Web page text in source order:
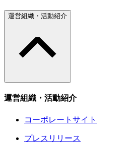
運営組織・活動紹介
運営組織・活動紹介
コーポレートサイト
プレスリリース